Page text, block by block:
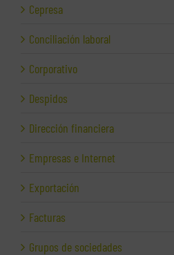
Cepresa
Conciliación laboral
Corporativo
Despidos
Dirección financiera
Empresas e Internet
Exportación
Facturas
Grupos de sociedades